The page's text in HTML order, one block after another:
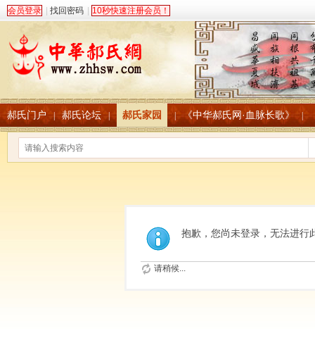
会员登录 找回密码 10秒快速注册会员！
郝氏门户 | 郝氏论坛 | 郝氏家园 《中华郝氏网·血脉长歌》
抱歉，您尚未登录，无法进行
请稍候...